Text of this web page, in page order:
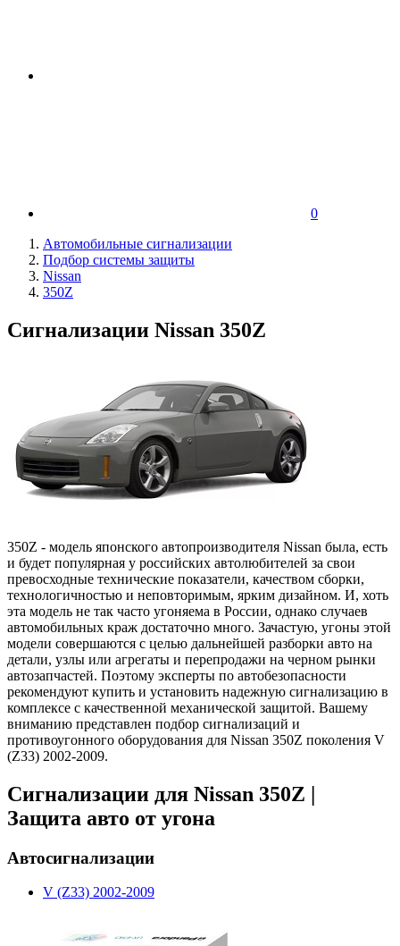
0
Автомобильные сигнализации
Подбор системы защиты
Nissan
350Z
Сигнализации Nissan 350Z
350Z - модель японского автопроизводителя Nissan была, есть
и будет популярная у российских автолюбителей за свои
превосходные технические показатели, качеством сборки,
технологичностью и неповторимым, ярким дизайном. И, хоть
эта модель не так часто угоняема в России, однако случаев
автомобильных краж достаточно много. Зачастую, угоны этой
модели совершаются с целью дальнейшей разборки авто на
детали, узлы или агрегаты и перепродажи на черном рынки
автозапчастей. Поэтому эксперты по автобезопасности
рекомендуют купить и установить надежную сигнализацию в
комплексе с качественной механической защитой. Вашему
вниманию представлен подбор сигнализаций и
противоугонного оборудования для Nissan 350Z поколения V
(Z33) 2002-2009.
Сигнализации для Nissan 350Z |
Защита авто от угона
Автосигнализации
V (Z33) 2002-2009